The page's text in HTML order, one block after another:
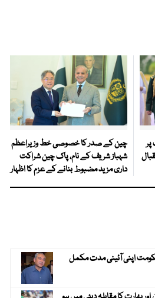
چین کے صدر کا خصوصی خط وزیراعظم
شہباز شریف کے نام، پاک چین شراکت
داری مزید مضبوط بنانے کے عزم کا اظہار
حکومت اپنی آئینی مدت مکمل